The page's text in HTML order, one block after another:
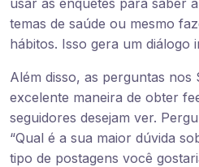
temas de saúde ou mesmo
hábitos. Isso gera um diálogo
Além disso, as perguntas nos
excelente maneira de obter
seguidores desejam ver.
“Qual é a sua maior dúvida
tipo de postagens você